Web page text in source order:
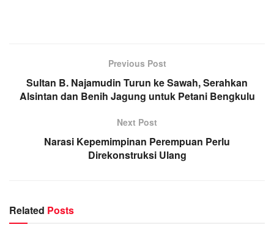
Previous Post
Sultan B. Najamudin Turun ke Sawah, Serahkan
Alsintan dan Benih Jagung untuk Petani Bengkulu
Next Post
Narasi Kepemimpinan Perempuan Perlu
Direkonstruksi Ulang
Related Posts